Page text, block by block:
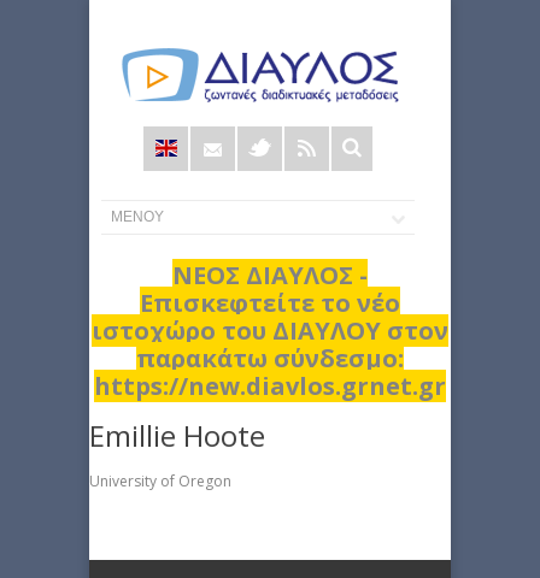
Φόρμα
αναζήτησης
ΝΕΟΣ ΔΙΑΥΛΟΣ -
Επισκεφτείτε το νέο
ιστοχώρο του ΔΙΑΥΛΟΥ στον
παρακάτω σύνδεσμο:
https://new.diavlos.grnet.gr
Emillie Hoote
University of Oregon